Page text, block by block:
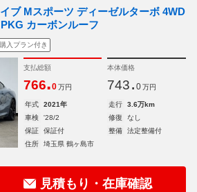
ブ Mスポーツ ディーゼルターボ 4WD
カーボンルーフ
購入プラン付き
支払総額
766.0 万円
本体価格
743. 0 万円
年式 2021年 走行
3.6万km
車検
'28/2 修復
なし
保証
保証付 整備
法定整備付
住所
埼玉県 鶴ヶ島市
見積もり・在庫確認